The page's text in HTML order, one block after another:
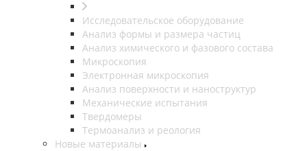
Исследовательское оборудование
Анализ формы и размера частиц
Анализ химического и фазового состава
Микроскопия
Электронная микроскопия
Анализ поверхности и наноструктур
Механические испытания
Твердомеры
Термоанализ и реология
Новые материалы